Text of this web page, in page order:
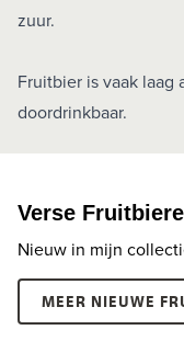
zuur.
Fruitbier is vaak
doordrinkbaar.
Verse
Nieuw in mijn
MEER NIEUWE